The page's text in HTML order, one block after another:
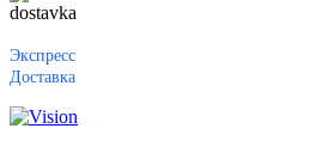
Экспресс
Доставка